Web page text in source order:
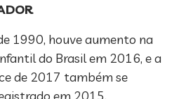
1990, houve aumento na
do Brasil em 2016, e a
de 2017 também se
em 2015.